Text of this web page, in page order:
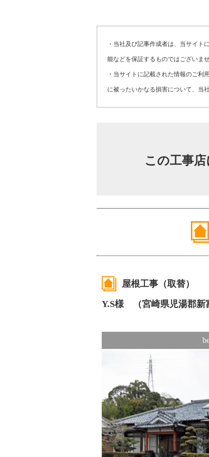
・当社及び記事作成者は、当サイ
能などを保証するものではございませ
・当サイトに記載された情報のご
に被ったいかなる損害について、当
この工事
屋根工事（取替）
Y.S様 （宮崎県児湯郡新